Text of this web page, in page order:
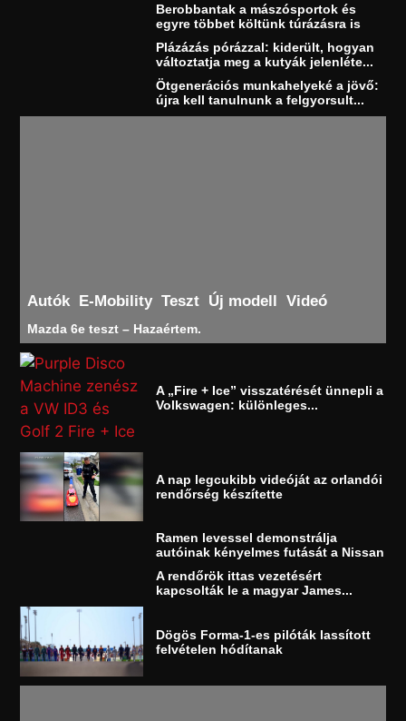
Berobbantak a mászósportok és
egyre többet költünk túrázásra is
Plázázás pórázzal: kiderült, hogyan
változtatja meg a kutyák jelenléte...
Ötgenerációs munkahelyeké a jövő:
újra kell tanulnunk a felgyorsult...
Autók E-Mobility Teszt Új modell Videó
Mazda 6e teszt – Hazaértem.
A „Fire + Ice” visszatérését ünnepli a
Volkswagen: különleges...
A nap legcukibb videóját az orlandói
rendőrség készítette
Ramen levessel demonstrálja
autóinak kényelmes futását a Nissan
A rendőrök ittas vezetésért
kapcsolták le a magyar James...
Dögös Forma-1-es pilóták lassított
felvételen hódítanak